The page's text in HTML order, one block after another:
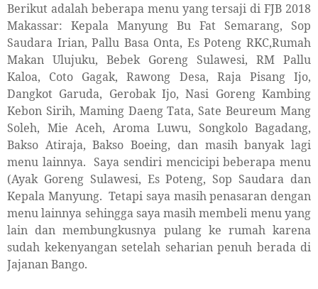
Berikut adalah beberapa menu yang tersaji di FJB 2018
Makassar: Kepala Manyung Bu Fat Semarang, Sop
Saudara Irian, Pallu Basa Onta, Es Poteng RKC,Rumah
Makan Ulujuku, Bebek Goreng Sulawesi, RM Pallu
Kaloa, Coto Gagak, Rawong Desa, Raja Pisang Ijo,
Dangkot Garuda, Gerobak Ijo, Nasi Goreng Kambing
Kebon Sirih, Maming Daeng Tata, Sate Beureum Mang
Soleh, Mie Aceh, Aroma Luwu, Songkolo Bagadang,
Bakso Atiraja, Bakso Boeing, dan masih banyak lagi
menu lainnya. Saya sendiri mencicipi beberapa menu
(Ayak Goreng Sulawesi, Es Poteng, Sop Saudara dan
Kepala Manyung. Tetapi saya masih penasaran dengan
menu lainnya sehingga saya masih membeli menu yang
lain dan membungkusnya pulang ke rumah karena
sudah kekenyangan setelah seharian penuh berada di
Jajanan Bango.